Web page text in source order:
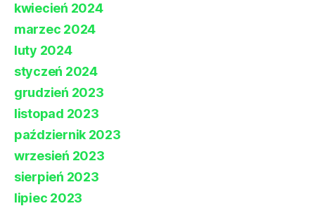
kwiecień 2024
marzec 2024
luty 2024
styczeń 2024
grudzień 2023
listopad 2023
październik 2023
wrzesień 2023
sierpień 2023
lipiec 2023